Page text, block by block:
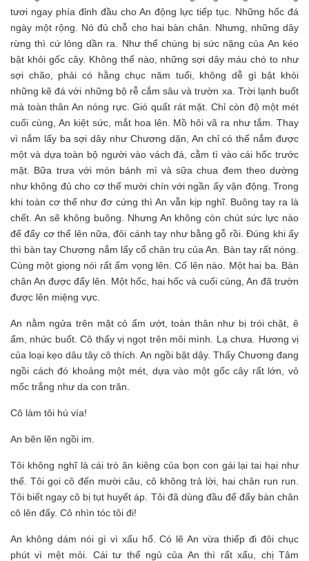
tươi ngay phía đỉnh đầu cho An động lực tiếp tục. Những hốc đá
ngày một rộng. Nó đủ chỗ cho hai bàn chân. Nhưng, những dây
rừng thì cứ lỏng dần ra. Như thể chúng bị sức nặng của An kéo
bật khỏi gốc cây. Không thể nào, những sợi dây máu chó to như
sợi chão, phải có hằng chục năm tuổi, không dễ gì bật khỏi
những kẽ đá với những bộ rễ cắm sâu và trườn xa. Trời lạnh buốt
mà toàn thân An nóng rực. Gió quất rát mặt. Chỉ còn độ một mét
cuối cùng, An kiệt sức, mắt hoa lên. Mồ hôi vã ra như tắm. Thay
vì nắm lấy ba sợi dây như Chương dặn, An chỉ có thể nắm được
một và dựa toàn bộ người vào vách đá, cằm tì vào cái hốc trước
mặt. Bữa trưa với món bánh mì và sữa chua đem theo dường
như không đủ cho cơ thể mười chín với ngần ấy vận động. Trong
khi toàn cơ thể như đơ cứng thì An vẫn kịp nghĩ. Buông tay ra là
chết. An sẽ không buông. Nhưng An không còn chút sức lực nào
để đẩy cơ thể lên nữa, đôi cánh tay như bằng gỗ rồi. Đúng khi ấy
thì bàn tay Chương nắm lấy cổ chân trụ của An. Bàn tay rất nóng.
Cùng một giọng nói rất ấm vọng lên. Cố lên nào. Một hai ba. Bàn
chân An được đẩy lên. Một hốc, hai hốc và cuối cùng, An đã trườn
được lên miệng vực.
An nằm ngửa trên mặt cỏ ẩm ướt, toàn thân như bị trói chặt, ê
ẩm, nhức buốt. Cô thấy vị ngọt trên môi mình. Lạ chưa. Hương vị
của loại kẹo dâu tây cô thích. An ngồi bật dậy. Thấy Chương đang
ngồi cách đó khoảng một mét, dựa vào một gốc cây rất lớn, vỏ
mốc trắng như da con trăn.
Cô làm tôi hú vía!
An bẽn lẽn ngồi im.
Tôi không nghĩ là cái trò ăn kiêng của bọn con gái lại tai hại như
thế. Tôi gọi cô đến mười câu, cô không trả lời, hai chân run run.
Tôi biết ngay cô bị tụt huyết áp. Tôi đã dùng đầu để đẩy bàn chân
cô lên đấy. Cô nhìn tóc tôi đi!
An không dám nói gì vì xấu hổ. Có lẽ An vừa thiếp đi đôi chục
phút vì mệt mỏi. Cái tư thế ngủ của An thì rất xấu, chị Tâm